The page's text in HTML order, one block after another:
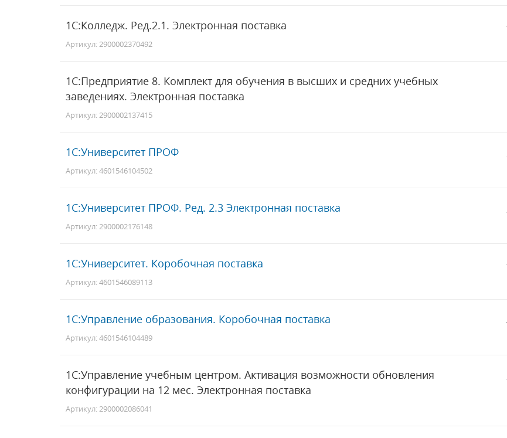
1С:Колледж. Ред.2.1. Электронная поставка
Артикул: 2900002370492
1С:Предприятие 8. Комплект для обучения в высших и средних учебных
заведениях. Электронная поставка
Артикул: 2900002137415
1С:Университет ПРОФ
Артикул: 4601546104502
1С:Университет ПРОФ. Ред. 2.3 Электронная поставка
Артикул: 2900002176148
1С:Университет. Коробочная поставка
Артикул: 4601546089113
1С:Управление образования. Коробочная поставка
Артикул: 4601546104489
1С:Управление учебным центром. Активация возможности обновления
конфигурации на 12 мес. Электронная поставка
Артикул: 2900002086041